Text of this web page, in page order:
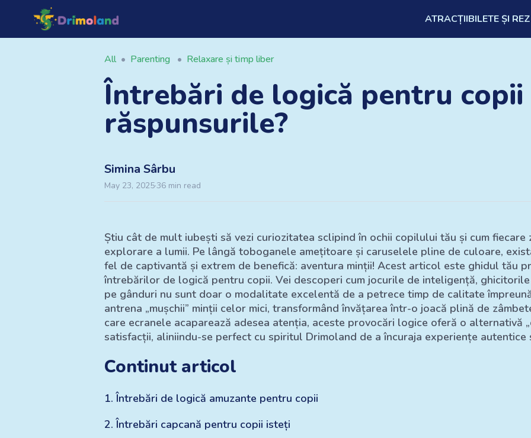
ATRACȚIIBILETE ȘI
All • Parenting • Relaxare și timp liber
Întrebări de logică pentru
răspunsurile?
Simina Sârbu
May 23, 2025·36 min read
Știu cât de mult iubești să vezi curiozitatea sclipind în ochii copilului tău și cum fiecare
explorare a lumii. Pe lângă toboganele amețitoare și caruselele pline de culoare,
fel de captivantă și extrem de benefică: aventura minții! Acest articol este ghidul tău
întrebărilor de logică pentru copii. Vei descoperi cum jocurile de inteligență,
pe gânduri nu sunt doar o modalitate excelentă de a petrece timp de calitate
antrena „mușchii” minții celor mici, transformând învățarea într-o joacă plină de
care ecranele acaparează adesea atenția, aceste provocări logice oferă o alternativă
satisfacții, aliniindu-se perfect cu spiritul Drimoland de a încuraja experiențe autentice
Continut articol
1.Întrebări de logică amuzante pentru copii
2.Întrebări capcană pentru copii isteți